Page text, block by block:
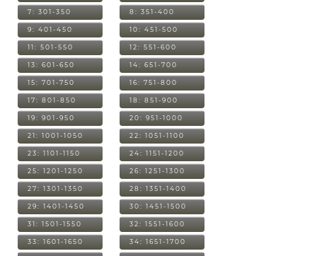
7: 301-350 8: 351-400
9: 401-450 10: 451-500
11: 501-550 12: 551-600
13: 601-650 14: 651-700
15: 701-750 16: 751-800
17: 801-850 18: 851-900
19: 901-950 20: 951-1000
21: 1001-1050 22: 1051-1100
23: 1101-1150 24: 1151-1200
25: 1201-1250 26: 1251-1300
27: 1301-1350 28: 1351-1400
29: 1401-1450 30: 1451-1500
31: 1501-1550 32: 1551-1600
33: 1601-1650 34: 1651-1700